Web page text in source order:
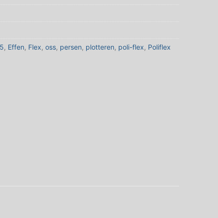
, Effen, Flex, oss, persen, plotteren, poli-flex, Poliflex